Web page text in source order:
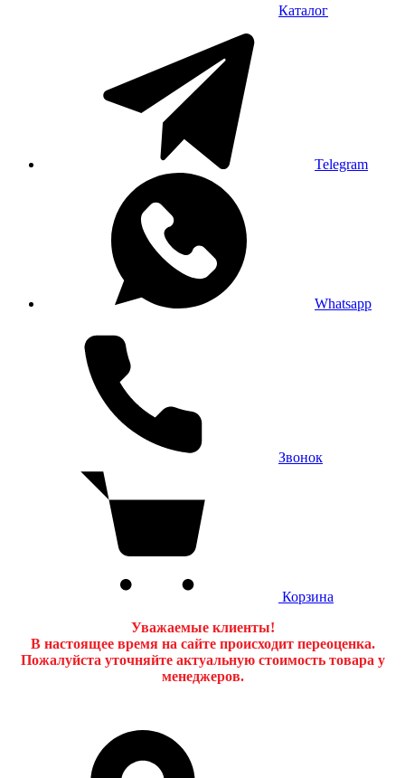
Каталог
Telegram
Whatsapp
Звонок
Корзина
Уважаемые клиенты!
В настоящее время на сайте происходит переоценка.
Пожалуйста уточняйте актуальную стоимость товара у
менеджеров.